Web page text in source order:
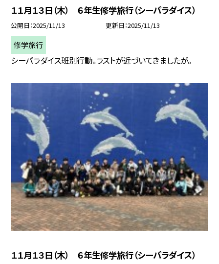
１１月１３日（木） ６年生修学旅行（シーパラダイス）
公開日 2025/11/13 更新日 2025/11/13
修学旅行
シーパラダイス班別行動。ラストが近づいてきましたが。
１１月１３日（木） ６年生修学旅行（シーパラダイス）